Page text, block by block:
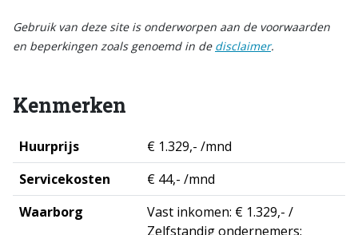
Gebruik van deze site is onderworpen aan de voorwaarden
en beperkingen zoals genoemd in de disclaimer.
Kenmerken
Huurprijs
€ 1.329,- /mnd
Servicekosten
€ 44,- /mnd
Waarborg
Vast inkomen: € 1.329,- /
Zelfstandig ondernemers: